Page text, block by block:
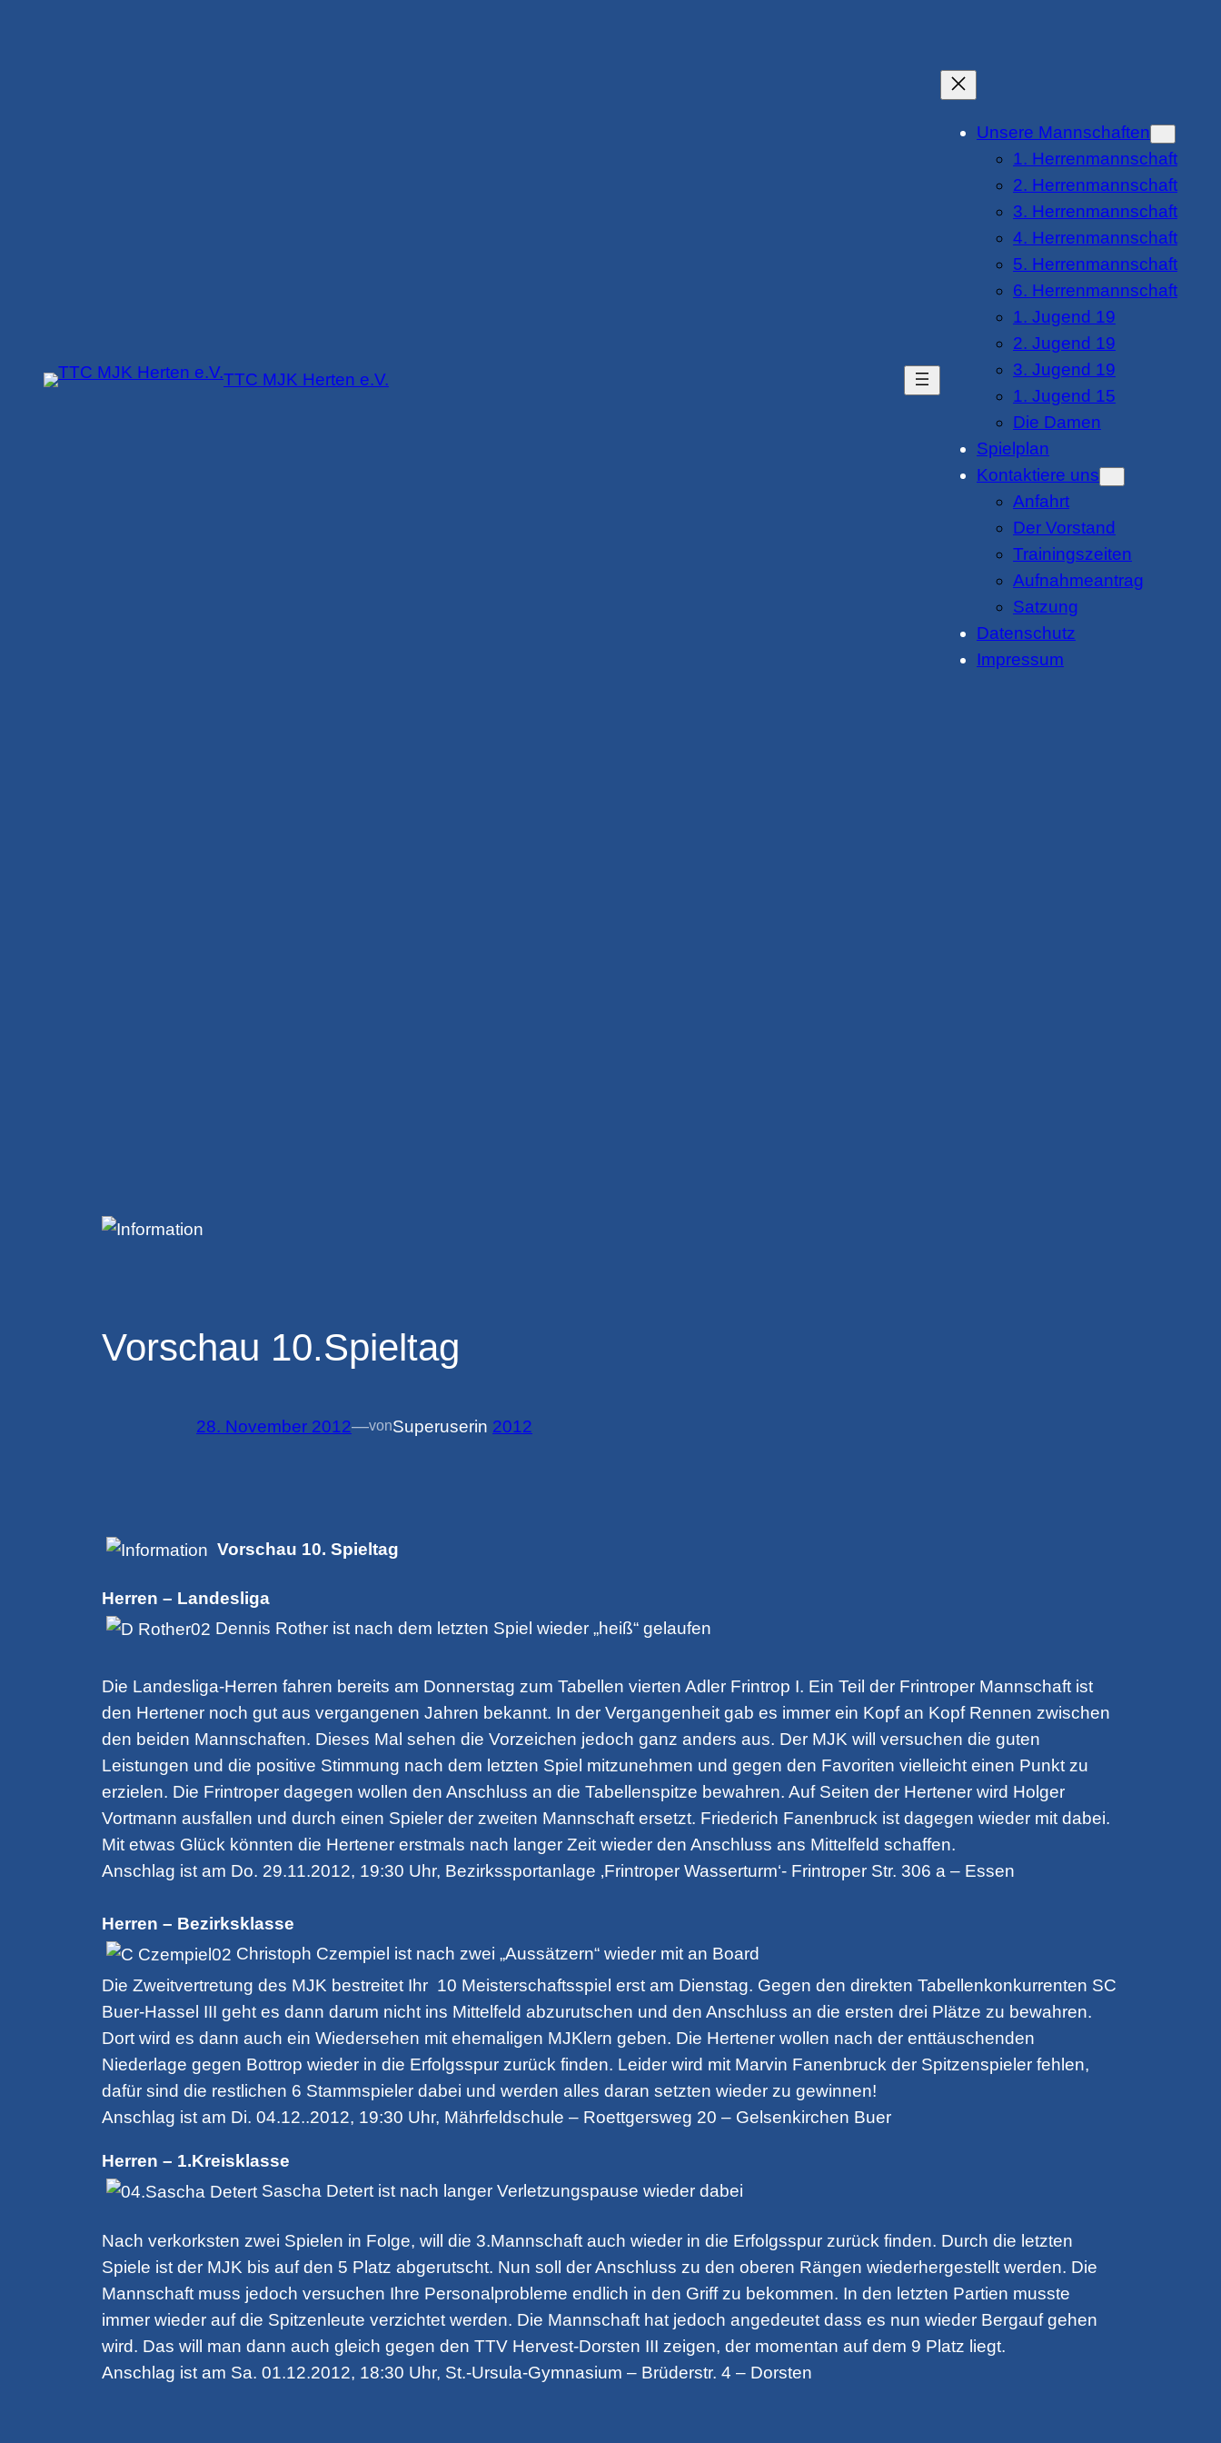
TTC MJK Herten e.V.
Unsere Mannschaften
1. Herrenmannschaft
2. Herrenmannschaft
3. Herrenmannschaft
4. Herrenmannschaft
5. Herrenmannschaft
6. Herrenmannschaft
1. Jugend 19
2. Jugend 19
3. Jugend 19
1. Jugend 15
Die Damen
Spielplan
Kontaktiere uns
Anfahrt
Der Vorstand
Trainingszeiten
Aufnahmeantrag
Satzung
Datenschutz
Impressum
Vorschau 10.Spieltag
28. November 2012—vonSuperuserin 2012
Vorschau 10. Spieltag
Herren – Landesliga
Dennis Rother ist nach dem letzten Spiel wieder „heiß“ gelaufen
Die Landesliga-Herren fahren bereits am Donnerstag zum Tabellen vierten Adler Frintrop I. Ein Teil der Frintroper Mannschaft ist
den Hertener noch gut aus vergangenen Jahren bekannt. In der Vergangenheit gab es immer ein Kopf an Kopf Rennen zwischen
den beiden Mannschaften. Dieses Mal sehen die Vorzeichen jedoch ganz anders aus. Der MJK will versuchen die guten
Leistungen und die positive Stimmung nach dem letzten Spiel mitzunehmen und gegen den Favoriten vielleicht einen Punkt zu
erzielen. Die Frintroper dagegen wollen den Anschluss an die Tabellenspitze bewahren. Auf Seiten der Hertener wird Holger
Vortmann ausfallen und durch einen Spieler der zweiten Mannschaft ersetzt. Friederich Fanenbruck ist dagegen wieder mit dabei.
Mit etwas Glück könnten die Hertener erstmals nach langer Zeit wieder den Anschluss ans Mittelfeld schaffen.
Anschlag ist am Do. 29.11.2012, 19:30 Uhr, Bezirkssportanlage ‚Frintroper Wasserturm‘- Frintroper Str. 306 a – Essen
Herren – Bezirksklasse
Christoph Czempiel ist nach zwei „Aussätzern“ wieder mit an Board
Die Zweitvertretung des MJK bestreitet Ihr 10 Meisterschaftsspiel erst am Dienstag. Gegen den direkten Tabellenkonkurrenten SC
Buer-Hassel III geht es dann darum nicht ins Mittelfeld abzurutschen und den Anschluss an die ersten drei Plätze zu bewahren.
Dort wird es dann auch ein Wiedersehen mit ehemaligen MJKlern geben. Die Hertener wollen nach der enttäuschenden
Niederlage gegen Bottrop wieder in die Erfolgsspur zurück finden. Leider wird mit Marvin Fanenbruck der Spitzenspieler fehlen,
dafür sind die restlichen 6 Stammspieler dabei und werden alles daran setzten wieder zu gewinnen!
Anschlag ist am Di. 04.12..2012, 19:30 Uhr, Mährfeldschule – Roettgersweg 20 – Gelsenkirchen Buer
Herren – 1.Kreisklasse
Sascha Detert ist nach langer Verletzungspause wieder dabei
Nach verkorksten zwei Spielen in Folge, will die 3.Mannschaft auch wieder in die Erfolgsspur zurück finden. Durch die letzten
Spiele ist der MJK bis auf den 5 Platz abgerutscht. Nun soll der Anschluss zu den oberen Rängen wiederhergestellt werden. Die
Mannschaft muss jedoch versuchen Ihre Personalprobleme endlich in den Griff zu bekommen. In den letzten Partien musste
immer wieder auf die Spitzenleute verzichtet werden. Die Mannschaft hat jedoch angedeutet dass es nun wieder Bergauf gehen
wird. Das will man dann auch gleich gegen den TTV Hervest-Dorsten III zeigen, der momentan auf dem 9 Platz liegt.
Anschlag ist am Sa. 01.12.2012, 18:30 Uhr, St.-Ursula-Gymnasium – Brüderstr. 4 – Dorsten